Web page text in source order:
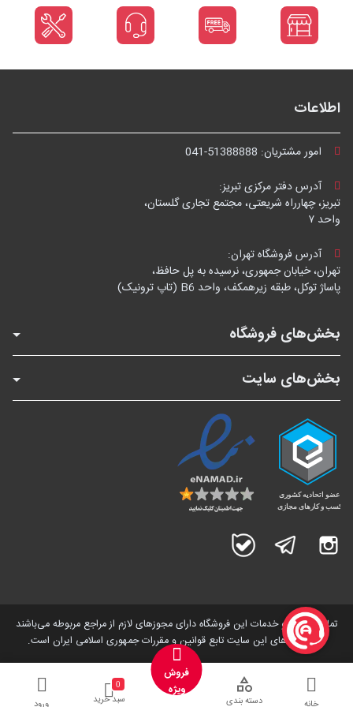
اطلاعات
امور مشتریان: 041-51388888
آدرس دفتر مرکزی تبریز:
تبریز، چهارراه شریعتی، مجتمع تجاری گلستان،
واحد ۷
آدرس فروشگاه تهران:
تهران، خیابان جمهوری، نرسیده به پل حافظ،
پاساژ توکل، طبقه زیرهمکف، واحد B6 (تاپ ترونیک)
بخش‌های فروشگاه
بخش‌های سایت
اینستاگرام تلگرام
تمامی کالاها و خدمات این فروشگاه دارای مجوز‌های لازم از مراجع مربوطه می‌باشند
و فعالیت های این سایت تابع قوانین و مقررات جمهوری اسلامی ایران است.
دسته بندی
فروش
ویژه
0
سبد خرید